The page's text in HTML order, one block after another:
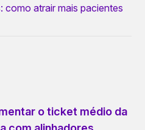
como atrair mais pacientes
o ticket médio da